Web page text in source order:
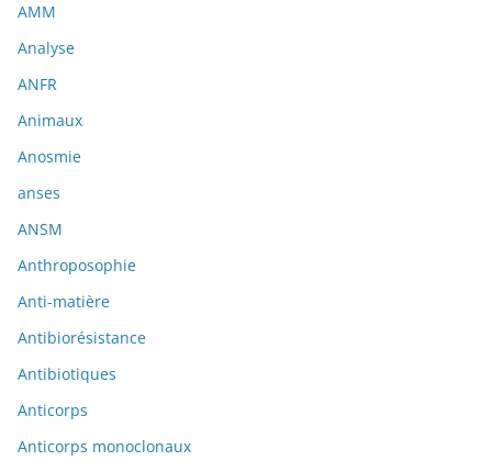
AMM
Analyse
ANFR
Animaux
Anosmie
anses
ANSM
Anthroposophie
Anti-matière
Antibiorésistance
Antibiotiques
Anticorps
Anticorps monoclonaux